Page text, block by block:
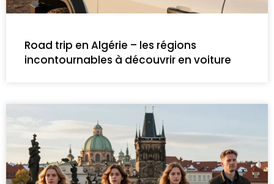
Road trip en Algérie – les régions
incontournables à découvrir en voiture